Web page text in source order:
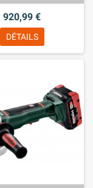
920,99 €
DÉTAILS